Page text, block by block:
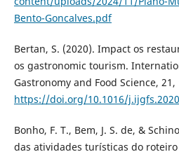
Bento-Goncalves.pdf
Bertan, S. (2020). Impact os
os gastronomic tourism.
Gastronomy and Food Science, 21,
https://doi.org/10.1016/
Bonho, F. T., Bem, J. S. de, &
das atividades turísticas do